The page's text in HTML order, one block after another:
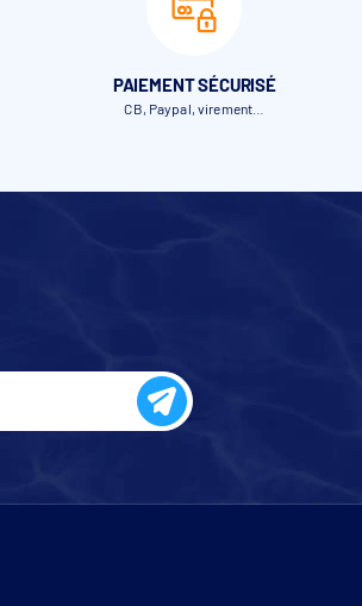
PAIEMENT SÉCURISÉ
CB, Paypal, virement…